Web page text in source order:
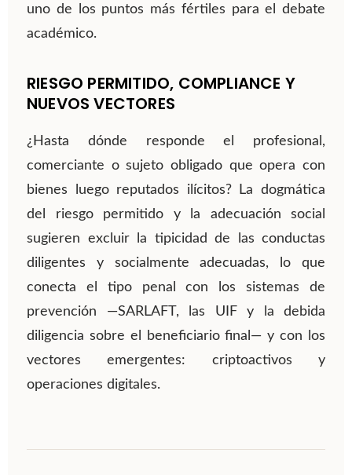
uno de los puntos más fértiles para el debate
académico.
RIESGO PERMITIDO, COMPLIANCE Y
NUEVOS VECTORES
¿Hasta dónde responde el profesional,
comerciante o sujeto obligado que opera con
bienes luego reputados ilícitos? La dogmática
del riesgo permitido y la adecuación social
sugieren excluir la tipicidad de las conductas
diligentes y socialmente adecuadas, lo que
conecta el tipo penal con los sistemas de
prevención —SARLAFT, las UIF y la debida
diligencia sobre el beneficiario final— y con los
vectores emergentes: criptoactivos y
operaciones digitales.